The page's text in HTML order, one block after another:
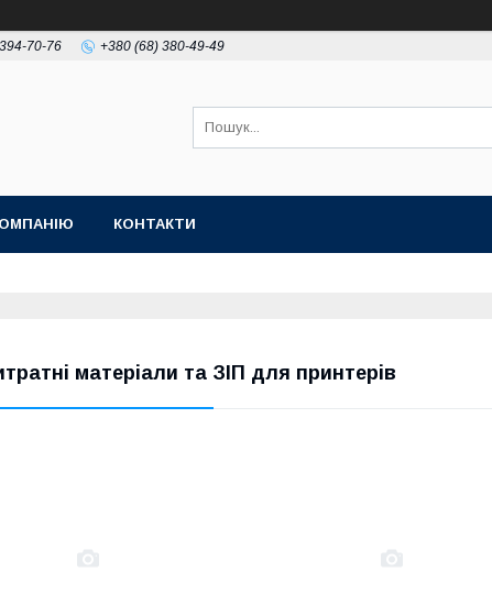
70-76 +380 (68) 380-49-49
КОНТАКТИ
матеріали та ЗІП для принтерів